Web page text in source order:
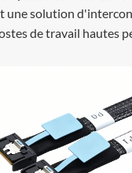
solution
de travail hautes